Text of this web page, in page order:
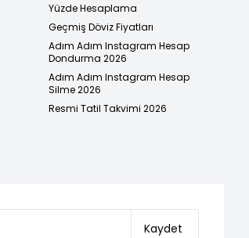
Yüzde Hesaplama
Geçmiş Döviz Fiyatları
Adım Adım Instagram Hesap
Dondurma 2026
Adım Adım Instagram Hesap
Silme 2026
Resmi Tatil Takvimi 2026
Kaydet